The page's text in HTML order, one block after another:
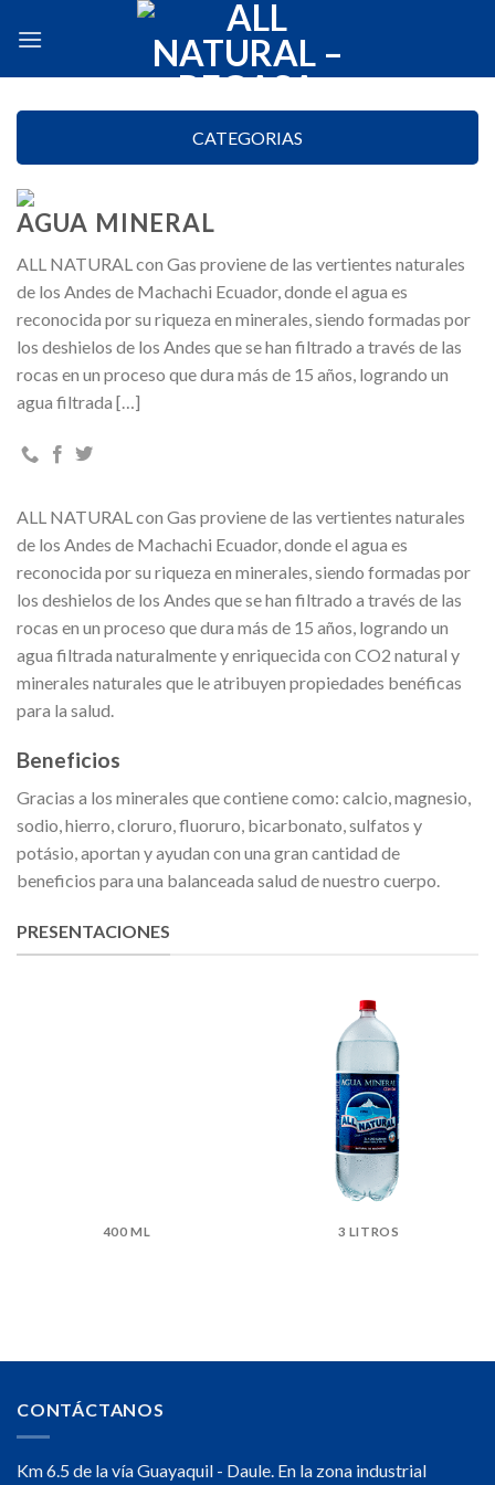
CATEGORIAS
AGUA MINERAL
ALL NATURAL con Gas proviene de las vertientes naturales
de los Andes de Machachi Ecuador, donde el agua es
reconocida por su riqueza en minerales, siendo formadas por
los deshielos de los Andes que se han filtrado a través de las
rocas en un proceso que dura más de 15 años, logrando un
agua filtrada […]
ALL NATURAL con Gas proviene de las vertientes naturales
de los Andes de Machachi Ecuador, donde el agua es
reconocida por su riqueza en minerales, siendo formadas por
los deshielos de los Andes que se han filtrado a través de las
rocas en un proceso que dura más de 15 años, logrando un
agua filtrada naturalmente y enriquecida con CO2 natural y
minerales naturales que le atribuyen propiedades benéficas
para la salud.
Beneficios
Gracias a los minerales que contiene como: calcio, magnesio,
sodio, hierro, cloruro, fluoruro, bicarbonato, sulfatos y
potásio, aportan y ayudan con una gran cantidad de
beneficios para una balanceada salud de nuestro cuerpo.
PRESENTACIONES
400 ML 3 LITROS
CONTÁCTANOS
Km 6.5 de la vía Guayaquil - Daule. En la zona industrial